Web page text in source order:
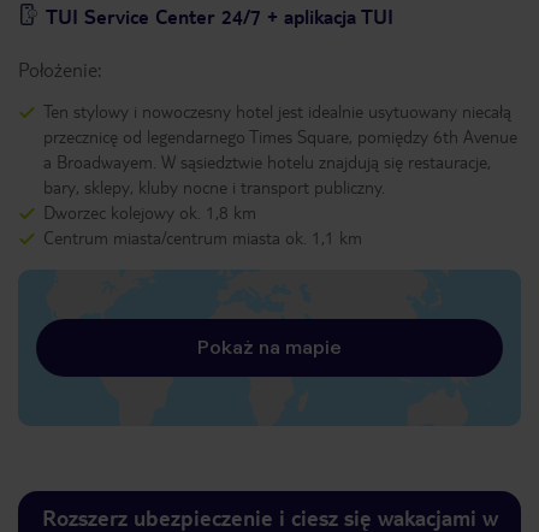
TUI Service Center 24/7 + aplikacja TUI
Położenie:
Ten stylowy i nowoczesny hotel jest idealnie usytuowany niecałą
przecznicę od legendarnego Times Square, pomiędzy 6th Avenue
a Broadwayem. W sąsiedztwie hotelu znajdują się restauracje,
bary, sklepy, kluby nocne i transport publiczny.
Dworzec kolejowy ok. 1,8 km
Centrum miasta/centrum miasta ok. 1,1 km
Pokaż na mapie
Rozszerz ubezpieczenie i ciesz się wakacjami w